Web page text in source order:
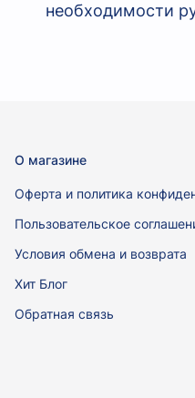
необходимости
О магазине
Оферта и политика
Пользовательское
Условия обмена и возврата
Хит Блог
Обратная связь